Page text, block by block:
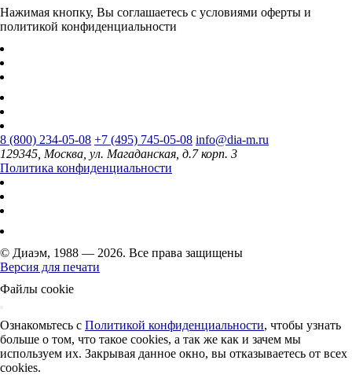
Нажимая кнопку, Вы соглашаетесь с условиями оферты и
политикой конфиденциальности
8 (800) 234-05-08 +7 (495) 745-05-08 info@dia-m.ru
129345, Москва, ул. Магаданская, д.7 корп. 3
Политика конфиденциальности
© Диаэм, 1988 — 2026. Все права защищены
Версия для печати
Файлы cookie
Ознакомьтесь с Политикой конфиденциальности, чтобы узнать
больше о том, что такое cookies, а так же как и зачем мы
используем их. Закрывая данное окно, вы отказываетесь от всех
cookies.